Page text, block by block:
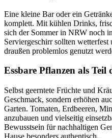
Eine kleine Bar oder ein
komplett. Mit kühlen Drinks,
sich der Sommer in NRW noch
Serviergeschirr sollten wetterfest
draußen problemlos genutzt
Essbare Pflanzen als Teil
Selbst geerntete Früchte und
Geschmack, sondern erhöhen
Garten. Tomaten, Erdbeeren,
anzubauen und vielseitig
Bewusstsein für nachhaltigen
Hause besonders authentisch.